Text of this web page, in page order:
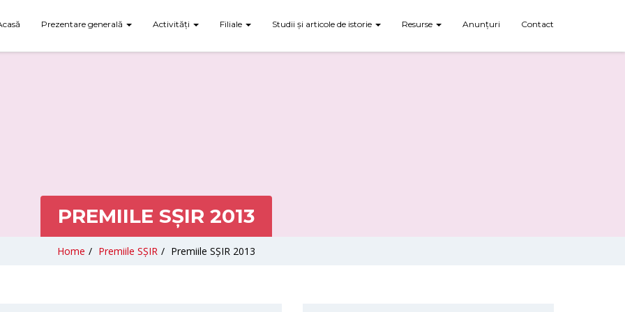
Prezentare generală Activități Filiale Studii și articole de istorie Resurse Anunțuri Contact
PREMIILE SȘIR 2013
Home / Premiile SȘIR / Premiile SȘIR 2013